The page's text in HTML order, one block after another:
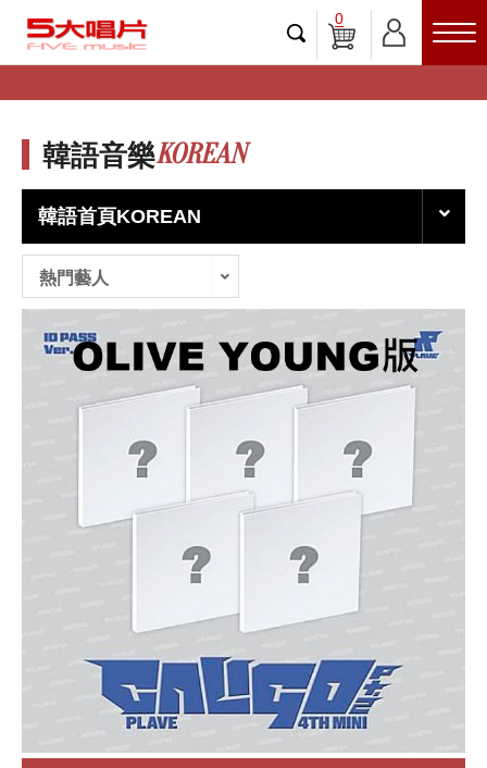
0
韓語音樂KOREAN
韓語首頁KOREAN
熱門藝人